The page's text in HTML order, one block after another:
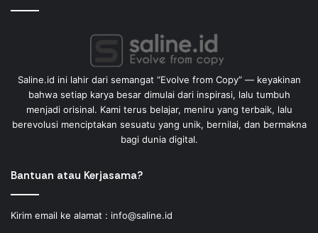
Saline.id ini lahir dari semangat “Evolve from Copy” — keyakinan
bahwa setiap karya besar dimulai dari inspirasi, lalu tumbuh
menjadi orisinal. Kami terus belajar, meniru yang terbaik, lalu
berevolusi menciptakan sesuatu yang unik, bernilai, dan bermakna
bagi dunia digital.
Bantuan atau Kerjasama?
Kirim email ke alamat : info@saline.id